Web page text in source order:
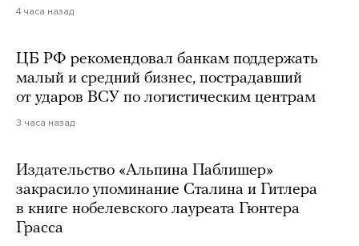
4 часа назад
ЦБ РФ рекомендовал банкам поддержать
малый и средний бизнес, пострадавший
от ударов ВСУ по логистическим центрам
3 часа назад
Издательство «Альпина Паблишер»
закрасило упоминание Сталина и Гитлера
в книге нобелевского лауреата Гюнтера
Грасса